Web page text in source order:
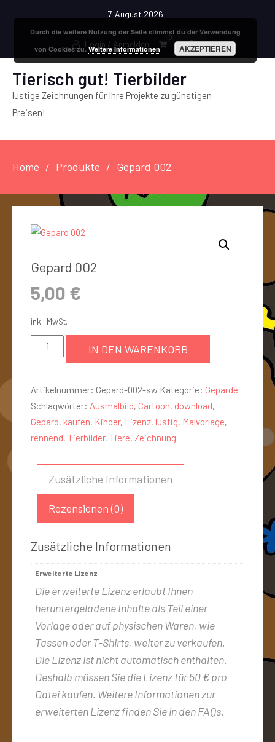
7. August 2026
Login / Anmelden
0
Tierisch gut! Tierbilder
lustige Zeichnungen für Ihre Projekte zu günstigen
Preisen!
Home Produkte Gepard 002
Gepard 002
5,00 €
inkl. MwSt.
IN DEN WARENKORB
Artikelnummer: Gepard-002-sw Kategorie: Geparde
Schlagwörter: Ausmalbild, Cartoon, download,
Gepard, kaufen, Kinder, Lizenz, lustig, Malvorlage,
rennend, Tierbilder, Tiere, Zeichnung
Zusätzliche Informationen
Rezensionen (0)
Zusätzliche Informationen
Erweiterte Lizenz
Die erweiterte Lizenz erlaubt Ihnen
heruntergeladene Inhalte als Teil einer
Vorlage oder auf physischen Waren, wie
Tassen oder T-Shirts, weiter zu verkaufen.
Die Lizenz ist nicht automatisch enthalten.
Deshalb müssen Sie die Lizenz für 50 € pro
Datei kaufen. Weitere Informationen zur
erweiterten Lizenz finden Sie in den FAQs.
Durch die weitere Nutzung der Seite stimmst du der Verwendung
von Cookies zu.Weitere Informationen AKZEPTIEREN